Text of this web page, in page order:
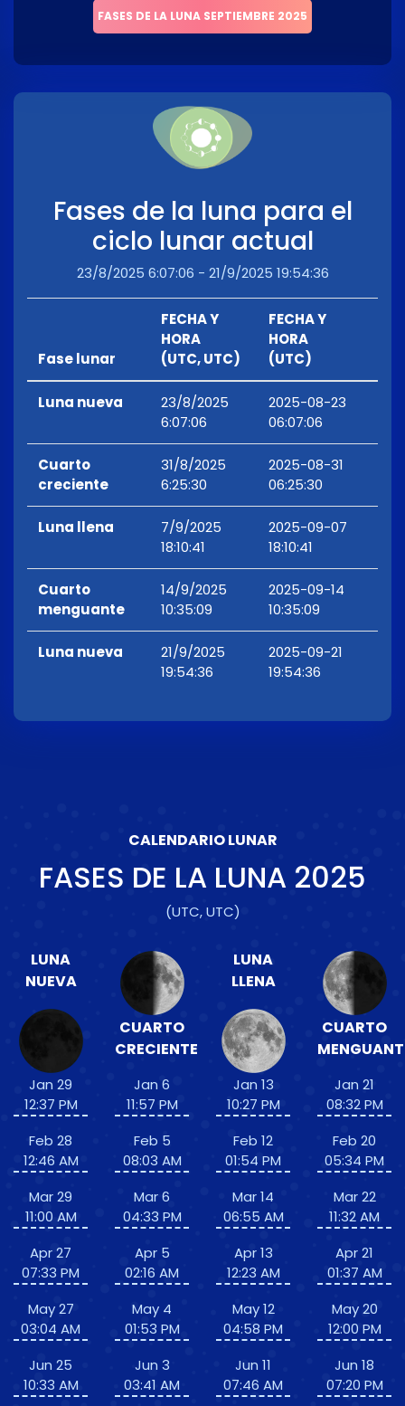
FASES DE LA LUNA SEPTIEMBRE 2025
Fases de la luna para el
ciclo lunar actual
23/8/2025 6:07:06 - 21/9/2025 19:54:36
Fase lunar
FECHA Y
HORA
(UTC, UTC)
FECHA Y
HORA
(UTC)
Luna nueva
23/8/2025
6:07:06
2025-08-23
06:07:06
Cuarto
creciente
31/8/2025
6:25:30
2025-08-31
06:25:30
Luna llena
7/9/2025
18:10:41
2025-09-07
18:10:41
Cuarto
menguante
14/9/2025
10:35:09
2025-09-14
10:35:09
Luna nueva
21/9/2025
19:54:36
2025-09-21
19:54:36
CALENDARIO LUNAR
FASES DE LA LUNA 2025
(UTC, UTC)
LUNA
NUEVA
Jan 29
12:37 PM
Feb 28
12:46 AM
Mar 29
11:00 AM
Apr 27
07:33 PM
May 27
03:04 AM
Jun 25
10:33 AM
CUARTO
CRECIENTE
Jan 6
11:57 PM
Feb 5
08:03 AM
Mar 6
04:33 PM
Apr 5
02:16 AM
May 4
01:53 PM
Jun 3
03:41 AM
LUNA
LLENA
Jan 13
10:27 PM
Feb 12
01:54 PM
Mar 14
06:55 AM
Apr 13
12:23 AM
May 12
04:58 PM
Jun 11
07:46 AM
CUARTO
Jan 21
08:32 PM
Feb 20
05:34 PM
Mar 22
11:32 AM
Apr 21
01:37 AM
May 20
12:00 PM
Jun 18
07:20 PM